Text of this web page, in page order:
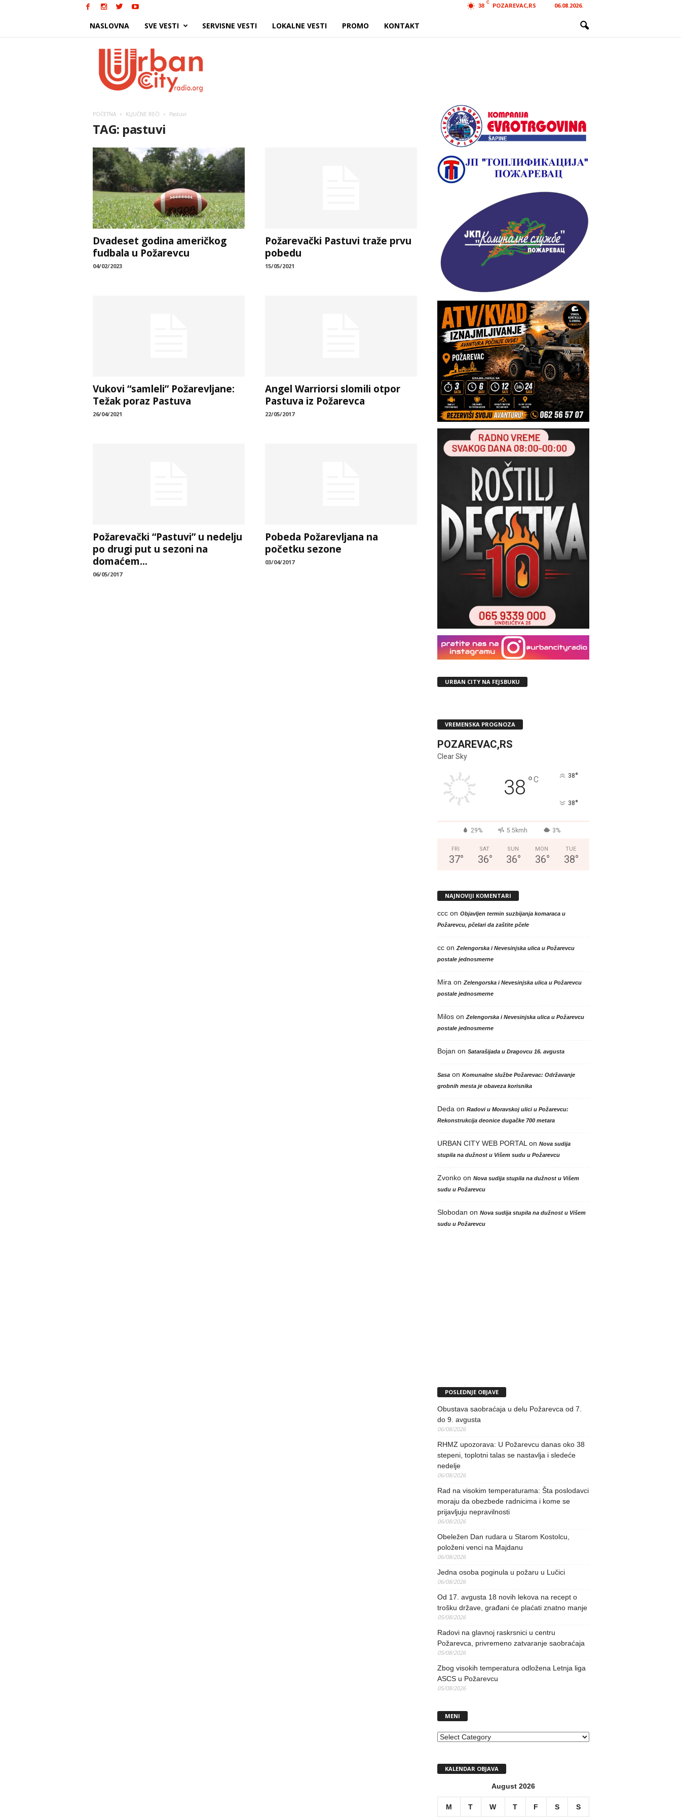
38
C POZAREVAC,RS 06.08.2026.
NASLOVNA SVE VESTI SERVISNE VESTI LOKALNE VESTI PROMO KONTAKT
POČETNA KLJUČNE REČI Pastuvi
TAG: pastuvi
Dvadeset godina američkog
fudbala u Požarevcu
04/02/2023
Požarevački Pastuvi traže prvu
pobedu
15/05/2021
Vukovi “samleli” Požarevljane:
Težak poraz Pastuva
26/04/2021
Angel Warriorsi slomili otpor
Pastuva iz Požarevca
22/05/2017
Požarevački “Pastuvi” u nedelju
po drugi put u sezoni na
domaćem...
06/05/2017
Pobeda Požarevljana na
početku sezone
03/04/2017
URBAN CITY NA FEJSBUKU
VREMENSKA PROGNOZA
POZAREVAC,RS
Clear Sky
38 °C 38°
38°
29% 5.5kmh 3%
FRI
37°
SAT
36°
SUN
36°
MON
36°
TUE
38°
NAJNOVIJI KOMENTARI
cccon Objavljen termin suzbijanja komaraca u
Požarevcu, pčelari da zaštite pčele
ccon Zelengorska i Nevesinjska ulica u Požarevcu
postale jednosmerne
Mira on Zelengorska i Nevesinjska ulica u Požarevcu
postale jednosmerne
Miloson Zelengorska i Nevesinjska ulica u Požarevcu
postale jednosmerne
Bojan on Satarašijada u Dragovcu 16. avgusta
Sasaon Komunalne službe Požarevac: Održavanje
grobnih mesta je obaveza korisnika
Deda on Radovi u Moravskoj ulici u Požarevcu:
Rekonstrukcija deonice dugačke 700 metara
URBAN CITY WEB PORTAL on Nova sudija
stupila na dužnost u Višem sudu u Požarevcu
Zvonkoon Nova sudija stupila na dužnost u Višem
sudu u Požarevcu
Slobodan on Nova sudija stupila na dužnost u Višem
sudu u Požarevcu
POSLEDNJE OBJAVE
Obustava saobraćaja u delu Požarevca od 7.
do 9. avgusta
06/08/2026
RHMZ upozorava: U Požarevcu danas oko 38
stepeni, toplotni talas se nastavlja i sledeće
nedelje
06/08/2026
Rad na visokim temperaturama: Šta poslodavci
moraju da obezbede radnicima i kome se
prijavljuju nepravilnosti
06/08/2026
Obeležen Dan rudara u Starom Kostolcu,
položeni venci na Majdanu
06/08/2026
Jedna osoba poginula u požaru u Lučici
06/08/2026
Od 17. avgusta 18 novih lekova na recept o
trošku države, građani će plaćati znatno manje
05/08/2026
Radovi na glavnoj raskrsnici u centru
Požarevca, privremeno zatvaranje saobraćaja
05/08/2026
Zbog visokih temperatura odložena Letnja liga
ASCS u Požarevcu
05/08/2026
MENI
MENI
KALENDAR OBJAVA
August 2026
M T W T F S S